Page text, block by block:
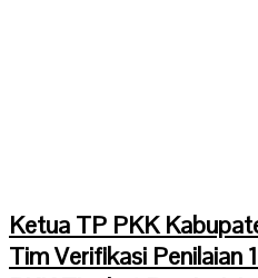
Ketua TP PKK
Tim Verifikasi Penilaian